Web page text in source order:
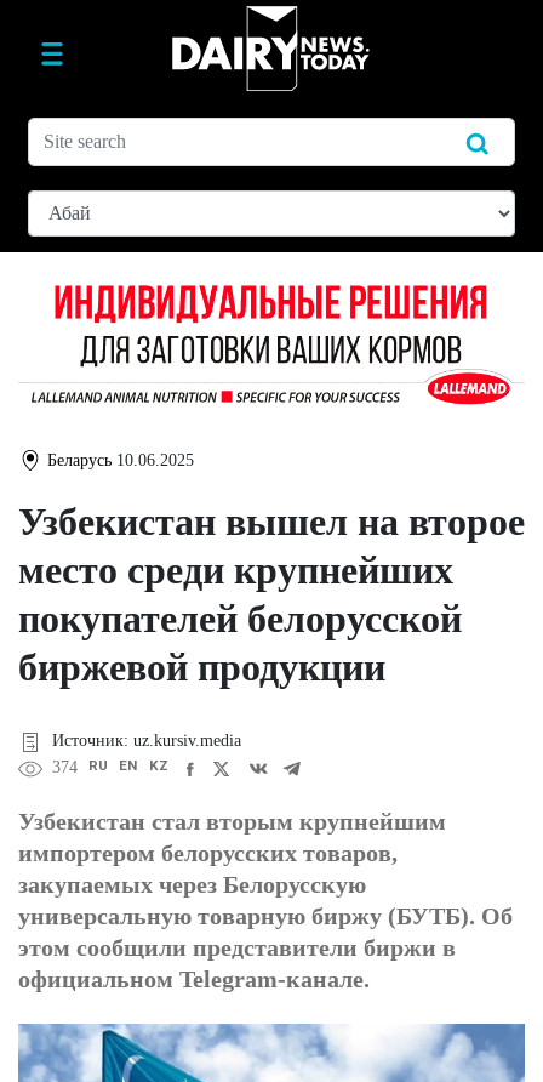
Беларусь 10.06.2025
Узбекистан вышел на второе
место среди крупнейших
покупателей белорусской
биржевой продукции
Источник: uz.kursiv.media
374
RU EN KZ
Узбекистан стал вторым крупнейшим
импортером белорусских товаров,
закупаемых через Белорусскую
универсальную товарную биржу (БУТБ). Об
этом сообщили представители биржи в
официальном Telegram-канале.